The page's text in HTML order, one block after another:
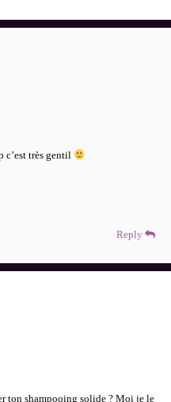
c’est très gentil
Reply
ton shampooing solide ? Moi je le